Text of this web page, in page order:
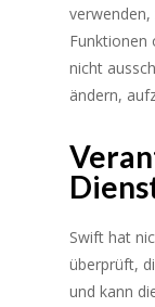
Funktionen
nicht
ändern,
Swift hat
überprüft,
und kann